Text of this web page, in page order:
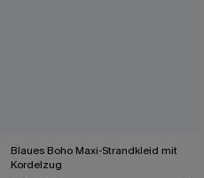
Blaues Boho Maxi-Strandkleid mit
Kordelzug